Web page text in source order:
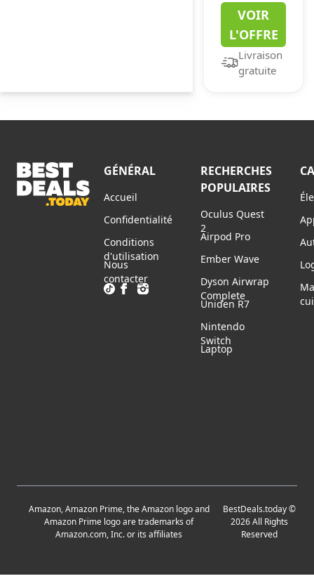
HD IPS
Display -
11th Gen
Intel i3-
Dual Core
128GB
NVMe SSD -
WiFi 6 -
Amazon
Alexa -
Windows
11 Home in
S Mode
VOIR
L'OFFRE
Livraison
gratuite
GÉNÉRAL
Accueil
Confidentialité
Conditions
d'utilisation
Nous
contacter
RECHERCHES
POPULAIRES
Oculus Quest
2
Airpod Pro
Ember Wave
Dyson Airwrap
Complete
Uniden R7
Nintendo
Switch
Laptop
Amazon, Amazon Prime, the Amazon logo and
Amazon Prime logo are trademarks of
Amazon.com, Inc. or its affiliates
BestDeals.today©
2026All Rights
Reserved